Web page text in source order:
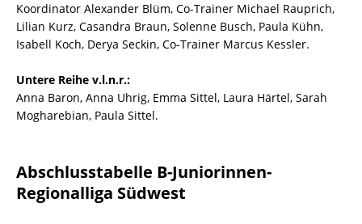
Koordinator Alexander Blüm, Co-Trainer Michael Rauprich,
Lilian Kurz, Casandra Braun, Solenne Busch, Paula Kühn,
Isabell Koch, Derya Seckin, Co-Trainer Marcus Kessler.
Untere Reihe v.l.n.r.:
Anna Baron, Anna Uhrig, Emma Sittel, Laura Härtel, Sarah
Mogharebian, Paula Sittel.
Abschlusstabelle B-Juniorinnen-
Regionalliga Südwest